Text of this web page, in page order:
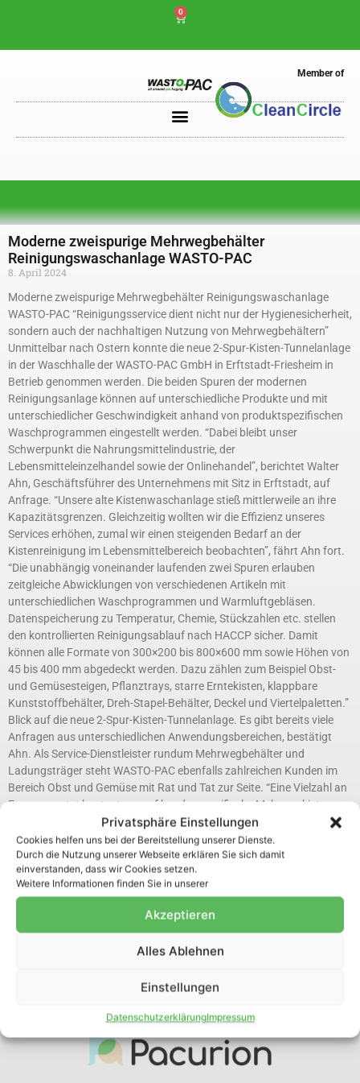
Privatsphäre Einstellungen
Cookies helfen uns bei der Bereitstellung unserer Dienste.
Durch die Nutzung unserer Webseite erklären Sie sich damit
einverstanden, dass wir Cookies setzen.
Weitere Informationen finden Sie in unserer
Akzeptieren
Alles Ablehnen
Einstellungen
DatenschutzerklärungImpressum
0
Member of
Moderne zweispurige Mehrwegbehälter
Reinigungswaschanlage WASTO-PAC
8. April 2024
Moderne zweispurige Mehrwegbehälter Reinigungswaschanlage
WASTO-PAC “Reinigungsservice dient nicht nur der Hygienesicherheit,
sondern auch der nachhaltigen Nutzung von Mehrwegbehältern”
Unmittelbar nach Ostern konnte die neue 2-Spur-Kisten-Tunnelanlage
in der Waschhalle der WASTO-PAC GmbH in Erftstadt-Friesheim in
Betrieb genommen werden. Die beiden Spuren der modernen
Reinigungsanlage können auf unterschiedliche Produkte und mit
unterschiedlicher Geschwindigkeit anhand von produktspezifischen
Waschprogrammen eingestellt werden. “Dabei bleibt unser
Schwerpunkt die Nahrungsmittelindustrie, der
Lebensmitteleinzelhandel sowie der Onlinehandel”, berichtet Walter
Ahn, Geschäftsführer des Unternehmens mit Sitz in Erftstadt, auf
Anfrage. “Unsere alte Kistenwaschanlage stieß mittlerweile an ihre
Kapazitätsgrenzen. Gleichzeitig wollten wir die Effizienz unseres
Services erhöhen, zumal wir einen steigenden Bedarf an der
Kistenreinigung im Lebensmittelbereich beobachten”, fährt Ahn fort.
“Die unabhängig voneinander laufenden zwei Spuren erlauben
zeitgleiche Abwicklungen von verschiedenen Artikeln mit
unterschiedlichen Waschprogrammen und Warmluftgebläsen.
Datenspeicherung zu Temperatur, Chemie, Stückzahlen etc. stellen
den kontrollierten Reinigungsablauf nach HACCP sicher. Damit
können alle Formate von 300×200 bis 800×600 mm sowie Höhen von
45 bis 400 mm abgedeckt werden. Dazu zählen zum Beispiel Obst-
und Gemüsesteigen, Pflanztrays, starre Erntekisten, klappbare
Kunststoffbehälter, Dreh-Stapel-Behälter, Deckel und Viertelpaletten.”
Blick auf die neue 2-Spur-Kisten-Tunnelanlage. Es gibt bereits viele
Anfragen aus unterschiedlichen Anwendungsbereichen, bestätigt
Ahn. Als Service-Dienstleister rundum Mehrwegbehälter und
Ladungsträger steht WASTO-PAC ebenfalls zahlreichen Kunden im
Bereich Obst und Gemüse mit Rat und Tat zur Seite. “Eine Vielzahl an
Erzeuger setzt heutzutage auf kundenspezifische Mehrwegkisten.
Dennoch sind wir einer von wenigen Spezialisten, die eine maschinelle
Reinigung dieser Kisten anbieten. Insofern ist die Kistenreinigung für
uns ein starker Wachstumsmarkt. Der Reinigungsservice dient nicht
nur der Hygienesicherheit,
Mehr »
Unsere Partner